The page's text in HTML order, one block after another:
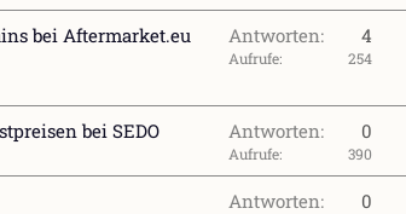
bei Aftermarket.eu
Antworten 4
Aufrufe 254
bei SEDO Antworten 0
Aufrufe 390
Antworten 0